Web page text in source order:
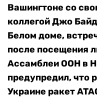
Вашингтоне со
коллегой Джо
Белом доме,
после посещения
Ассамблеи ООН в
предупредил, что
Украине ракет